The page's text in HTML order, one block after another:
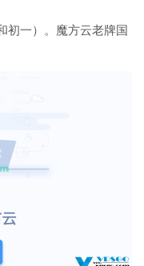
初一）。魔方云老牌国